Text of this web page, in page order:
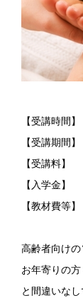
【受講時間
【受講期間
【受講料】
【入学金
【教材費
高齢者向けの
お年寄りの
と間違いなし